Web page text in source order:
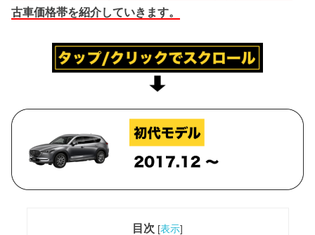
古車価格帯を紹介していきます。
目次 [表示]